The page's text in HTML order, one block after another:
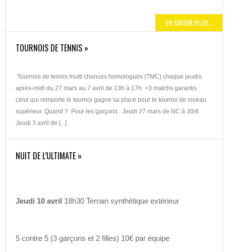
EN SAVOIR PLUS…
TOURNOIS DE TENNIS »
Tournois de tennis multi chances homologués (TMC) chaque jeudis
après-midi du 27 mars au 7 avril de 13h à 17h >3 matchs garantis :
celui qui remporte le tournoi gagne sa place pour le tournoi de niveau
supérieur. Quand ? Pour les garçons : Jeudi 27 mars de NC à 30/4
Jeudi 3 avril de [...]
NUIT DE L’ULTIMATE »
Jeudi 10 avril 18h30 Terrain synthétique extérieur
5 contre 5 (3 garçons et 2 filles) 10€ par équipe